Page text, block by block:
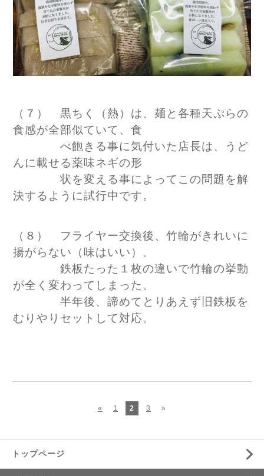
（７） 黒ちく（熱）は、麺と各種天ぷらの
食感が全部似ていて、食
べ飽きる事に気付いた店長は、うど
んに載せる薬味ネギの形
状を変える事によってこの問題を解
決するように試行中です。
（８） フライヤー交換後、竹輪がきれいに
揚がらない（味はいい）。
鉄板たった１枚の違いで竹輪の挙動
が全く変わってしまった。
半年後、諦めてとりあえず旧鉄板を
むりやりセットして対応。
« 1 2 3 »
トップページ